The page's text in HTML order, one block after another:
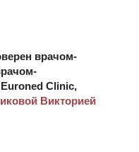
врачом-
Clinic,
Викторией